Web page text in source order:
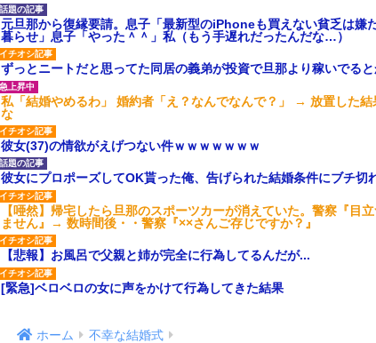
元旦那から復縁要請。息子「最新型のiPhoneも買えない貧乏は嫌
暮らせ」息子「やった＾＾」私（もう手遅れだったんだな…）
ずっとニートだと思ってた同居の義弟が投資で旦那より稼いでる
私「結婚やめるわ」 婚約者「え？なんでなんで？」 → 放置した
な
彼女(37)の情欲がえげつない件ｗｗｗｗｗｗｗ
彼女にプロポーズしてOK貰った俺、告げられた結婚条件にブチ切
【唖然】帰宅したら旦那のスポーツカーが消えていた。警察『目
ません』→ 数時間後・・警察『××さんご存じですか？』
【悲報】お風呂で父親と姉が完全に行為してるんだが...
[緊急]ベロベロの女に声をかけて行為してきた結果
ホーム 不幸な結婚式